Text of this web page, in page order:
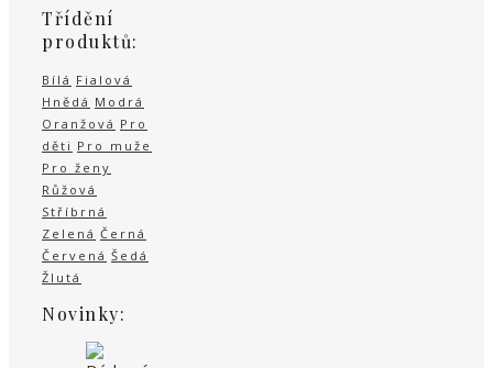
Třídění
produktů:
Bílá Fialová
Hnědá Modrá
Oranžová Pro
děti Pro muže
Pro ženy
Růžová
Stříbrná
Zelená Černá
Červená Šedá
Žlutá
Novinky: